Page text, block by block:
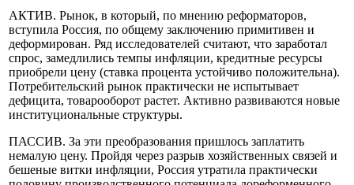
АКТИВ. Рынок, в который, по мнению реформаторов,
вступила Россия, по общему заключению примитивен и
деформирован. Ряд исследователей считают, что заработал
спрос, замедлились темпы инфляции, кредитные ресурсы
приобрели цену (ставка процента устойчиво положительна).
Потребительский рынок практически не испытывает
дефицита, товарооборот растет. Активно развиваются новые
институциональные структуры.
ПАССИВ. За эти преобразования пришлось заплатить
немалую цену. Пройдя через разрыв хозяйственных связей и
бешеные витки инфляции, Россия утратила практически